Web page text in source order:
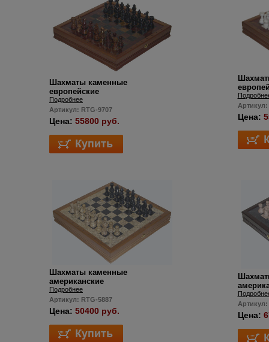
Шахматы каменные
европейские
Подробнее
Артикул: RTG-9707
Цена: 55800 руб.
Артикул:
Цена:
Шахматы каменные
американские
Подробнее
Артикул: RTG-5887
Цена: 50400 руб.
Артикул:
Цена: